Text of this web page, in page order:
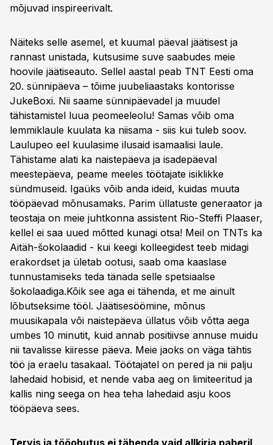
mõjuvad inspireerivalt.
Näiteks selle asemel, et kuumal päeval jäätisest ja
rannast unistada, kutsusime suve saabudes meie
hoovile jäätiseauto. Sellel aastal peab TNT Eesti oma
20. sünnipäeva – tõime juubeliaastaks kontorisse
JukeBoxi. Nii saame sünnipäevadel ja muudel
tähistamistel luua peomeeleolu! Samas võib oma
lemmiklaule kuulata ka niisama - siis kui tuleb soov.
Laulupeo eel kuulasime ilusaid isamaalisi laule.
Tähistame alati ka naistepäeva ja isadepäeval
meestepäeva, peame meeles töötajate isiklikke
sündmuseid. Igaüks võib anda ideid, kuidas muuta
tööpäevad mõnusamaks. Parim üllatuste generaator ja
teostaja on meie juhtkonna assistent Rio-Steffi Plaaser,
kellel ei saa uued mõtted kunagi otsa! Meil on TNTs ka
Aitäh-šokolaadid - kui keegi kolleegidest teeb midagi
erakordset ja ületab ootusi, saab oma kaaslase
tunnustamiseks teda tänada selle spetsiaalse
šokolaadiga.Kõik see aga ei tähenda, et me ainult
lõbutseksime tööl. Jäätisesöömine, mõnus
muusikapala või naistepäeva üllatus võib võtta aega
umbes 10 minutit, kuid annab positiivse annuse muidu
nii tavalisse kiiresse päeva. Meie jaoks on väga tähtis
töö ja eraelu tasakaal. Töötajatel on pered ja nii palju
lahedaid hobisid, et nende vaba aeg on limiteeritud ja
kallis ning seega on hea teha lahedaid asju koos
tööpäeva sees.
Tervis ja tööohutus ei tähenda vaid allkirja paberil